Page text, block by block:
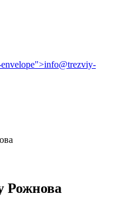
info@trezviy-
Рожнова